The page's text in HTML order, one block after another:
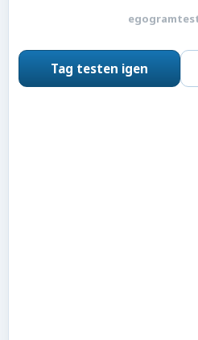
Tag testen igen